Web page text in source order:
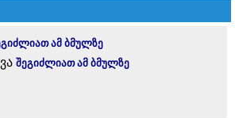
ამ ბმულზე
შეგიძლიათ ამ ბმულზე